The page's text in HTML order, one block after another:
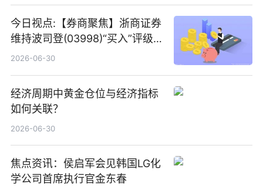
今日视点:【券商聚焦】浙商证券
维持波司登(03998)“买入”评级
指其业绩高质量稳增长
2026-06-30
经济周期中黄金仓位与经济指标
如何关联？
2026-06-30
焦点资讯：侯启军会见韩国LG化
学公司首席执行官金东春